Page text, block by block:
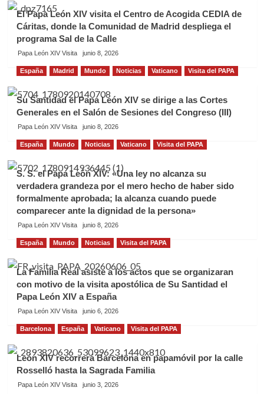
frente
a
Donald
El Papa León XIV visita el Centro de Acogida CEDIA de
Cáritas, donde la Comunidad de Madrid despliega el
programa Sal de la Calle
Papa León XIV Visita junio 8, 2026
España Madrid Mundo Noticias Vaticano Visita del PAPA
Su Santidad el Papa León XIV se dirige a las Cortes
Generales en el Salón de Sesiones del Congreso (III)
Papa León XIV Visita junio 8, 2026
España Mundo Noticias Vaticano Visita del PAPA
S. S. el Papa León XIV: «Una ley no alcanza su
verdadera grandeza por el mero hecho de haber sido
formalmente aprobada; la alcanza cuando puede
comparecer ante la dignidad de la persona»
Papa León XIV Visita junio 8, 2026
España Mundo Noticias Visita del PAPA
​La Familia Real asiste a los actos que se organizaran
con motivo de la visita apostólica de Su Santidad el
Papa León XIV a España
Papa León XIV Visita junio 6, 2026
Barcelona España Vaticano Visita del PAPA
León XIV recorrerá Barcelona en papamóvil por la calle
Rosselló hasta la Sagrada Familia
Papa León XIV Visita junio 3, 2026